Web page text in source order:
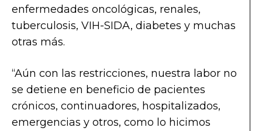
enfermedades oncológicas, renales,
tuberculosis, VIH-SIDA, diabetes y muchas
otras más.
“Aún con las restricciones, nuestra labor no
se detiene en beneficio de pacientes
crónicos, continuadores, hospitalizados,
emergencias y otros, como lo hicimos